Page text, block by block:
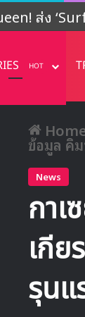
ปรเจคต์ใน
HOT
ข้อมูล คิ
News
กาเ
เกี
รุนแ